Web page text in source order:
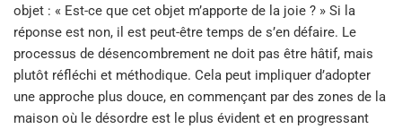
objet : « Est-ce que cet objet m’apporte de la joie ? » Si la
réponse est non, il est peut-être temps de s’en défaire. Le
processus de désencombrement ne doit pas être hâtif, mais
plutôt réfléchi et méthodique. Cela peut impliquer d’adopter
une approche plus douce, en commençant par des zones de la
maison où le désordre est le plus évident et en progressant